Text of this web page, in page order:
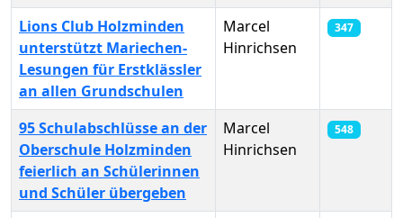
Lions Club Holzminden
unterstützt Mariechen-
Lesungen für Erstklässler
an allen Grundschulen
Marcel
Hinrichsen
347
95 Schulabschlüsse an der
Oberschule Holzminden
feierlich an Schülerinnen
und Schüler übergeben
Marcel
Hinrichsen
548